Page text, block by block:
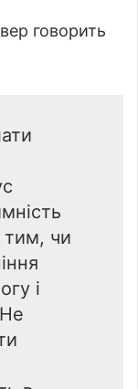
говорить
тим, чи
і